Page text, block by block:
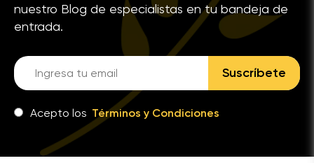
nuestro Blog de especialistas en tu bandeja de
entrada.
Suscríbete
Acepto los Términos y Condiciones